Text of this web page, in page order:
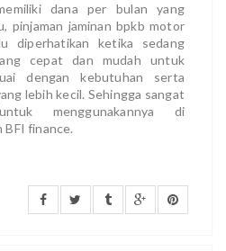
dana per bulan yang
pinjaman jaminan bpkb motor
diperhatikan ketika sedang
cepat dan mudah untuk
dengan kebutuhan serta
lebih kecil. Sehingga sangat
menggunakannya di
BFI finance.